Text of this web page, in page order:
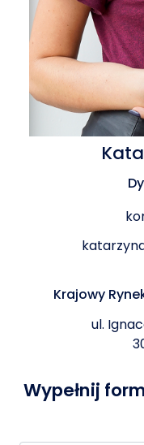
Krajowy
ul.
Wypełnij